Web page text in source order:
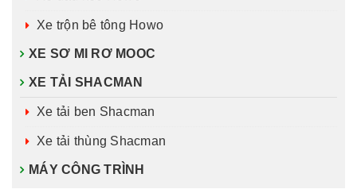
Xe trộn bê tông Howo
XE SƠ MI RƠ MOOC
XE TẢI SHACMAN
Xe tải ben Shacman
Xe tải thùng Shacman
MÁY CÔNG TRÌNH